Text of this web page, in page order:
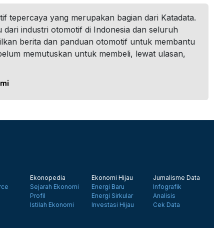
tepercaya yang merupakan bagian dari Katadata.
industri otomotif di Indonesia dan seluruh
berita dan panduan otomotif untuk membantu
memutuskan untuk membeli, lewat ulasan,
Ekonopedia
Sejarah Ekonomi
Profil
Istilah Ekonomi
Ekonomi Hijau
Energi Baru
Energi Sirkular
Investasi Hijau
Jurnalisme Data
Infografik
Analisis
Cek Data